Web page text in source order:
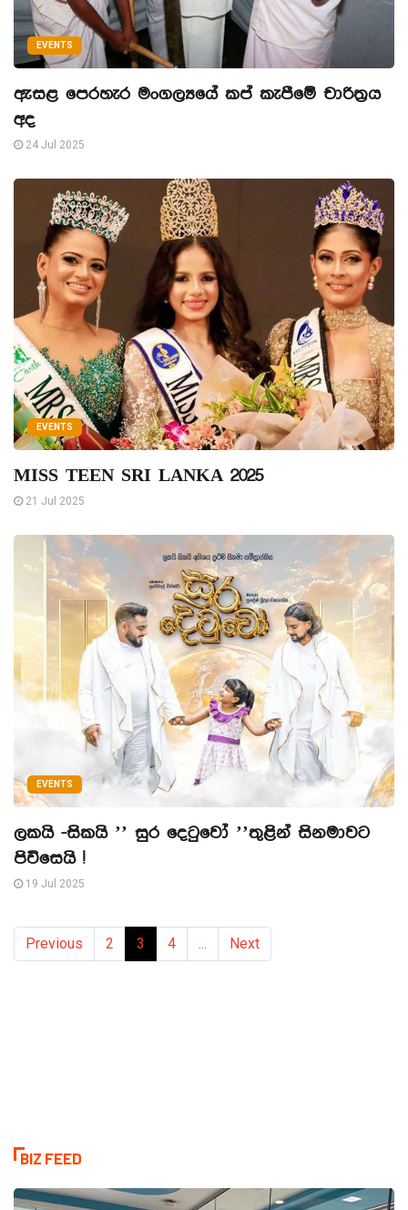
EVENTS
ඇසළ පෙරහැර මංගල්‍යයේ කප් කැපීමේ චාරිත්‍රය
අද
24 Jul 2025
EVENTS
MISS TEEN SRI LANKA 2025
21 Jul 2025
EVENTS
ලකයි -සිකයි ’’ සුර දෙටුවෝ ’’තුළින් සිනමාවට
පිවිසෙයි !
19 Jul 2025
Previous 2 3 4 ... Next
BIZ FEED